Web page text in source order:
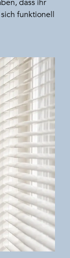
dass ihr
funktionell